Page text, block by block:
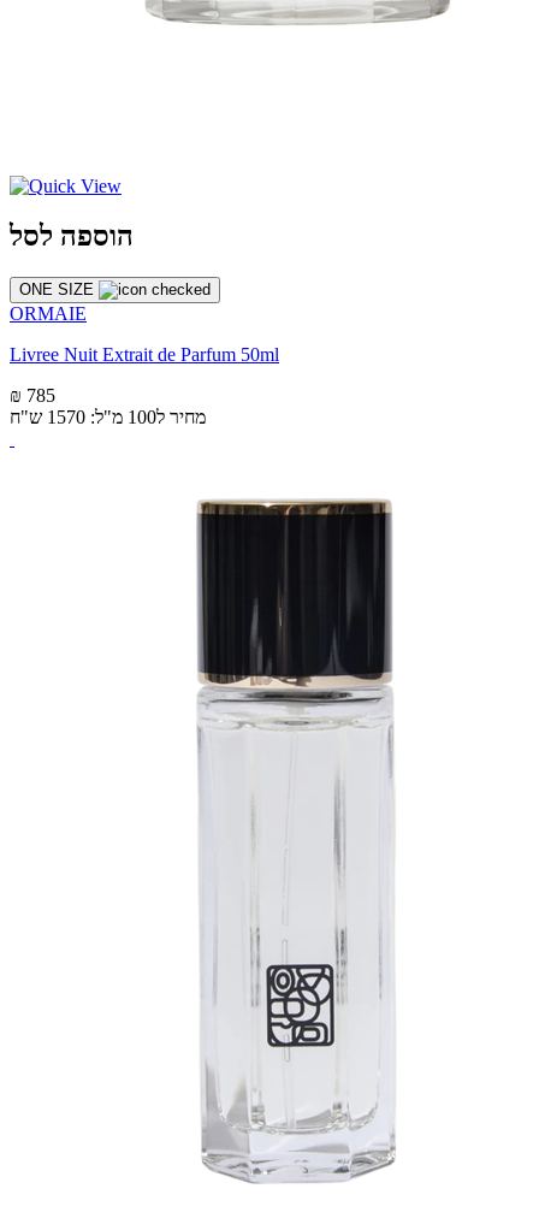
הוספה לסל
ONE SIZE
ORMAIE
Livree Nuit Extrait de Parfum 50ml
₪ 785
מחיר ל100 מ"ל: 1570 ש"ח